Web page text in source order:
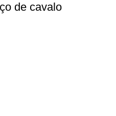
de cavalo